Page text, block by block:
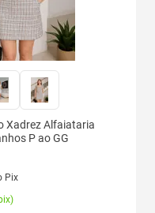
Xadrez Alfaiataria
P ao GG
Pix
)